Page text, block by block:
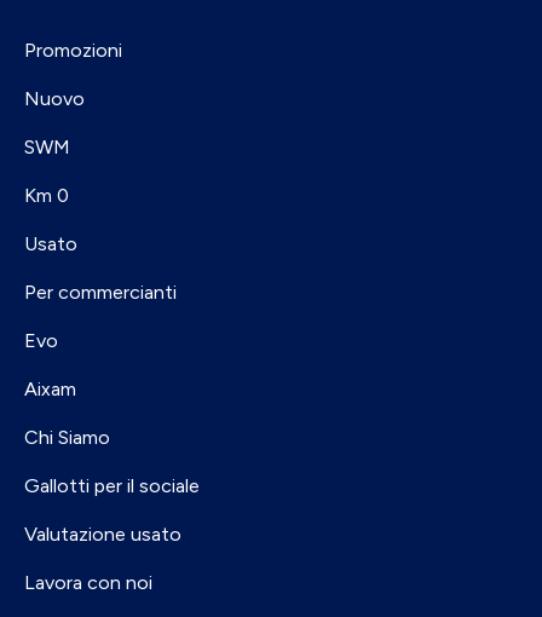
Promozioni
Nuovo
SWM
Km 0
Usato
Per commercianti
Evo
Aixam
Chi Siamo
Gallotti per il sociale
Valutazione usato
Lavora con noi